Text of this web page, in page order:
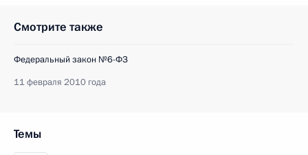
Смотрите также
Федеральный закон №6-ФЗ
11 февраля 2010 года
Темы